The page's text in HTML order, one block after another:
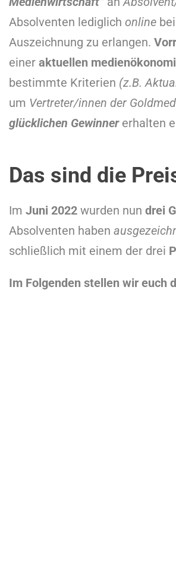
Absolventen lediglich online
Auszeichnung zu erlangen.
einer aktuellen
bestimmte Kriterien (z.B.
um Vertreter/innen der
glücklichen Gewinnererhalten
Das sind die
Im Juni 2022 wurden nun drei
Absolventen haben
schließlich mit einem der drei
Im Folgenden stellen wir euch